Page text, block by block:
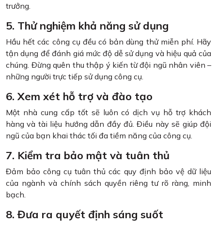
trưởng.
5. Thử nghiệm khả năng sử dụng
Hầu hết các công cụ đều có bản dùng thử miễn phí. Hãy
tận dụng để đánh giá mức độ dễ sử dụng và hiệu quả của
chúng. Đừng quên thu thập ý kiến từ đội ngũ nhân viên –
những người trực tiếp sử dụng công cụ.
6. Xem xét hỗ trợ và đào tạo
Một nhà cung cấp tốt sẽ luôn có dịch vụ hỗ trợ khách
hàng và tài liệu hướng dẫn đầy đủ. Điều này sẽ giúp đội
ngũ của bạn khai thác tối đa tiềm năng của công cụ.
7. Kiểm tra bảo mật và tuân thủ
Đảm bảo công cụ tuân thủ các quy định bảo vệ dữ liệu
của ngành và chính sách quyền riêng tư rõ ràng, minh
bạch.
8. Đưa ra quyết định sáng suốt